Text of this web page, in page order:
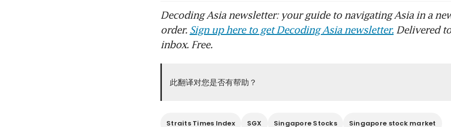
Decoding Asia newsletter: your guide to navigating Asia in a
order. Sign up here to get Decoding Asia newsletter. Delivered
inbox. Free.
此翻译对您是否有帮助？
Straits Times Index SGX Singapore Stocks Singapore stock market